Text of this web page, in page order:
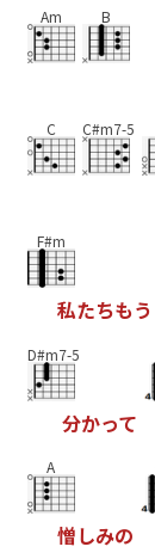
Am B
C C#m7-5
F#m
私たちもう
D#m7-5
分かって
A
憎しみの